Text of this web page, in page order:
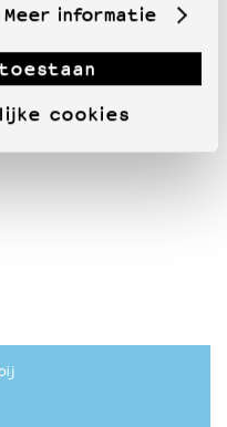
Meer informatie
cookies